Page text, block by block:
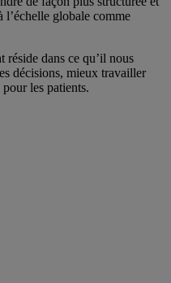
l’échelle globale comme
réside dans ce qu’il nous
décisions, mieux travailler
les patients.